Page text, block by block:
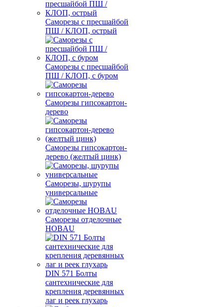
Саморезы с пресшайбой
ПШ / КЛОП, острый
Саморезы с пресшайбой
ПШ / КЛОП, с буром
Саморезы гипсокартон-
дерево
Саморезы гипсокартон-
дерево (желтый цинк)
Саморезы, шурупы
универсальные
Саморезы отделочные
HOBAU
DIN 571 Болты
сантехнические для
крепления деревянных
лаг и реек глухарь